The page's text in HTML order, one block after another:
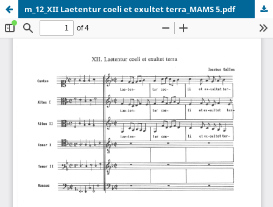
m_12_XII Laetentur coeli et exultet terra_MAMS 5.pdf